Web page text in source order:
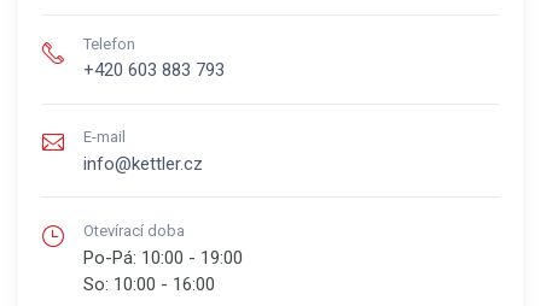
Telefon
+420 603 883 793
E-mail
info@kettler.cz
Otevírací doba
Po-Pá: 10:00 - 19:00
So: 10:00 - 16:00